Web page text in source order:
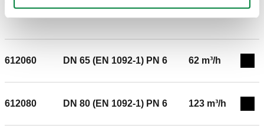
Teksti i tenderit Shfaq Kopjo
funksionimit: 6 bar. Gama e temperaturës mesatare: 2–110
612060 DN 65 (EN 1092-1) PN 6 62 m³/h
612080 DN 80 (EN 1092-1) PN 6 123 m³/h